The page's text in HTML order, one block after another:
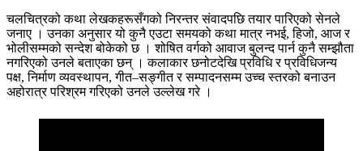
चलचित्रको कथा लेखकहरूसँगको निरन्तर संवादपछि तयार पारिएको सेनले
जनाए । उनका अनुसार यो कुनै एउटा समयको कथा मात्र नभई, हिजो, आज र
भोलीसम्मको सन्देश बोकेको छ । शोषित वर्गको आवाज बुलन्द पार्न कुनै सम्झौता
नगरिएको उनले बताएका छन् । कलाकार छनोटदेखि प्रविधि र प्रविधिजन्य
पक्ष, निर्माण व्यवस्थापन, गीत–सङ्गीत र सम्पादनसम्म उच्च स्तरको बनाउन
अहोरात्र परिश्रम गरिएको उनले उल्लेख गरे ।